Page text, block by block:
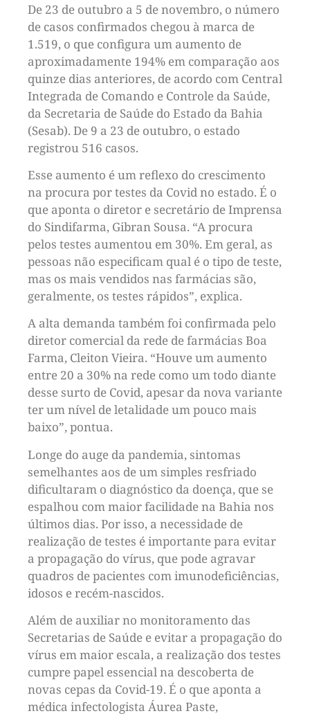
De 23 de outubro a 5 de novembro, o número
de casos confirmados chegou à marca de
1.519, o que configura um aumento de
aproximadamente 194% em comparação aos
quinze dias anteriores, de acordo com Central
Integrada de Comando e Controle da Saúde,
da Secretaria de Saúde do Estado da Bahia
(Sesab). De 9 a 23 de outubro, o estado
registrou 516 casos.
Esse aumento é um reflexo do crescimento
na procura por testes da Covid no estado. É o
que aponta o diretor e secretário de Imprensa
do Sindifarma, Gibran Sousa. “A procura
pelos testes aumentou em 30%. Em geral, as
pessoas não especificam qual é o tipo de teste,
mas os mais vendidos nas farmácias são,
geralmente, os testes rápidos”, explica.
A alta demanda também foi confirmada pelo
diretor comercial da rede de farmácias Boa
Farma, Cleiton Vieira. “Houve um aumento
entre 20 a 30% na rede como um todo diante
desse surto de Covid, apesar da nova variante
ter um nível de letalidade um pouco mais
baixo”, pontua.
Longe do auge da pandemia, sintomas
semelhantes aos de um simples resfriado
dificultaram o diagnóstico da doença, que se
espalhou com maior facilidade na Bahia nos
últimos dias. Por isso, a necessidade de
realização de testes é importante para evitar
a propagação do vírus, que pode agravar
quadros de pacientes com imunodeficiências,
idosos e recém-nascidos.
Além de auxiliar no monitoramento das
Secretarias de Saúde e evitar a propagação do
vírus em maior escala, a realização dos testes
cumpre papel essencial na descoberta de
novas cepas da Covid-19. É o que aponta a
médica infectologista Áurea Paste,